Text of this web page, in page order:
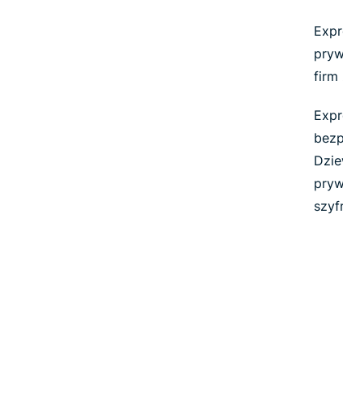
firm